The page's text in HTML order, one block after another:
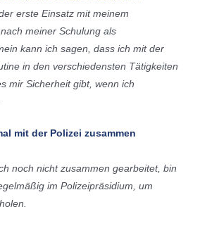
erste Einsatz mit meinem
meiner Schulung als
kann ich sagen, dass ich mit der
in den verschiedensten Tätigkeiten
mir Sicherheit gibt, wenn ich
mit der Polizei zusammen
noch nicht zusammen gearbeitet, bin
im Polizeipräsidium, um